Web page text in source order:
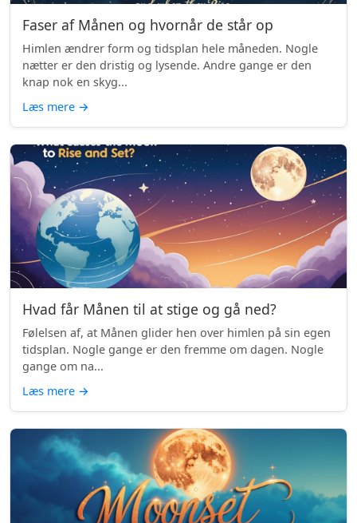
Faser af Månen og hvornår de står op
Himlen ændrer form og tidsplan hele måneden. Nogle
nætter er den dristig og lysende. Andre gange er den
knap nok en skyg...
Læs mere →
Hvad får Månen til at stige og gå ned?
Følelsen af, at Månen glider hen over himlen på sin egen
tidsplan. Nogle gange er den fremme om dagen. Nogle
gange om na...
Læs mere →